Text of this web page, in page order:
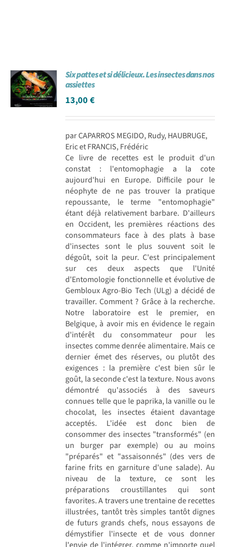
Six pattes et si délicieux. Les insectes dans nos
assiettes
13,00€
par CAPARROS MEGIDO, Rudy, HAUBRUGE,
Eric et FRANCIS, Frédéric
Ce livre de recettes est le produit d'un
constat : l'entomophagie a la cote
aujourd'hui en Europe. Difficile pour le
néophyte de ne pas trouver la pratique
repoussante, le terme "entomophagie"
étant déjà relativement barbare. D'ailleurs
en Occident, les premières réactions des
consommateurs face à des plats à base
d'insectes sont le plus souvent soit le
dégoût, soit la peur. C'est principalement
sur ces deux aspects que l'Unité
d'Entomologie fonctionnelle et évolutive de
Gembloux Agro-Bio Tech (ULg) a décidé de
travailler. Comment ? Grâce à la recherche.
Notre laboratoire est le premier, en
Belgique, à avoir mis en évidence le regain
d'intérêt du consommateur pour les
insectes comme denrée alimentaire. Mais ce
dernier émet des réserves, ou plutôt des
exigences : la première c'est bien sûr le
goût, la seconde c'est la texture. Nous avons
démontré qu'associés à des saveurs
connues telle que le paprika, la vanille ou le
chocolat, les insectes étaient davantage
acceptés. L'idée est donc bien de
consommer des insectes "transformés" (en
un burger par exemple) ou au moins
"préparés" et "assaisonnés" (des vers de
farine frits en garniture d'une salade). Au
niveau de la texture, ce sont les
préparations croustillantes qui sont
favorites. A travers une trentaine de recettes
illustrées, tantôt très simples tantôt dignes
de futurs grands chefs, nous essayons de
démystifier l'insecte et de vous donner